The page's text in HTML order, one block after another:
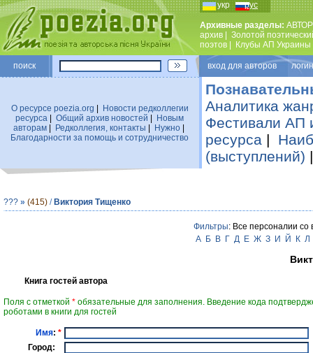
укр рус
Архивные разделы:
архив
Золотой
поэтов
Клубы АП Украины
поиск вход для авторов
О ресурсе poezia.org
Новости редколлегии
ресурса
Общий архив новостей
Новым
авторам| Редколлегия, контакты Нужно|
Благодарности за помощь и сотрудничество
Аналитика
Фестивали АП
ресурса |
(выступлений)
??? » (415) / Виктория Тищенко
Фильтры: Все персоналии со
А
Б В Г Д Е Ж З И Й К Л
Книга гостей автора
Поля с отметкой * обязательные для заполнения. Введение кода
роботами в книги для гостей
Имя: *
Город: